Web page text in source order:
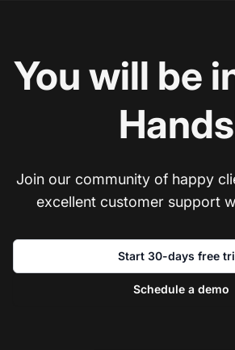
You will be
Join our community of happy
excellent customer support
Start 30-days free
Schedule a demo